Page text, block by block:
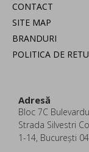
CONTACT
SITE MAP
BRANDURI
POLITICA DE
Adresă
Bloc 7C
Strada Silvestri
1-14, București